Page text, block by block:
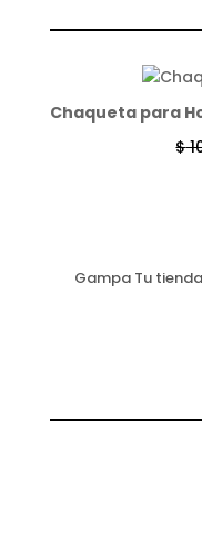
Chaqueta para
$
Gampa Tu